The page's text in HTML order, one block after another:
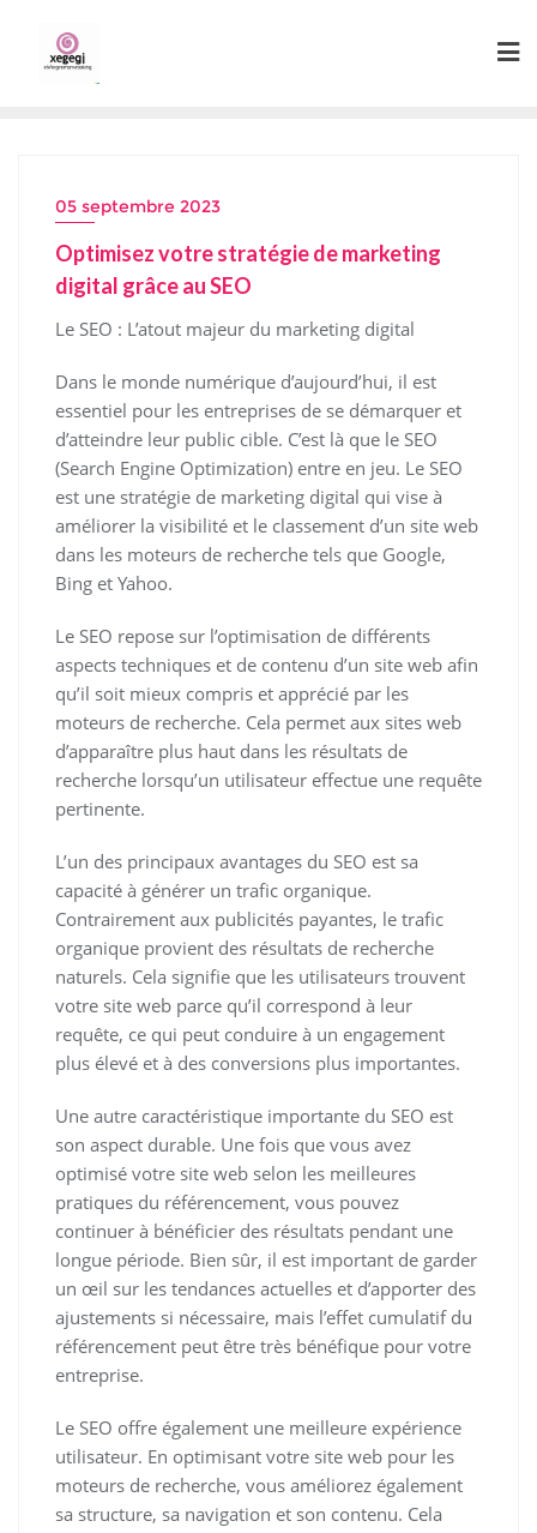
content
05 septembre 2023
Optimisez votre stratégie de marketing
digital grâce au SEO
Le SEO : L’atout majeur du marketing digital
Dans le monde numérique d’aujourd’hui, il est
essentiel pour les entreprises de se démarquer et
d’atteindre leur public cible. C’est là que le SEO
(Search Engine Optimization) entre en jeu. Le SEO
est une stratégie de marketing digital qui vise à
améliorer la visibilité et le classement d’un site web
dans les moteurs de recherche tels que Google,
Bing et Yahoo.
Le SEO repose sur l’optimisation de différents
aspects techniques et de contenu d’un site web afin
qu’il soit mieux compris et apprécié par les
moteurs de recherche. Cela permet aux sites web
d’apparaître plus haut dans les résultats de
recherche lorsqu’un utilisateur effectue une requête
pertinente.
L’un des principaux avantages du SEO est sa
capacité à générer un trafic organique.
Contrairement aux publicités payantes, le trafic
organique provient des résultats de recherche
naturels. Cela signifie que les utilisateurs trouvent
votre site web parce qu’il correspond à leur
requête, ce qui peut conduire à un engagement
plus élevé et à des conversions plus importantes.
Une autre caractéristique importante du SEO est
son aspect durable. Une fois que vous avez
optimisé votre site web selon les meilleures
pratiques du référencement, vous pouvez
continuer à bénéficier des résultats pendant une
longue période. Bien sûr, il est important de garder
un œil sur les tendances actuelles et d’apporter des
ajustements si nécessaire, mais l’effet cumulatif du
référencement peut être très bénéfique pour votre
entreprise.
Le SEO offre également une meilleure expérience
utilisateur. En optimisant votre site web pour les
moteurs de recherche, vous améliorez également
sa structure, sa navigation et son contenu. Cela